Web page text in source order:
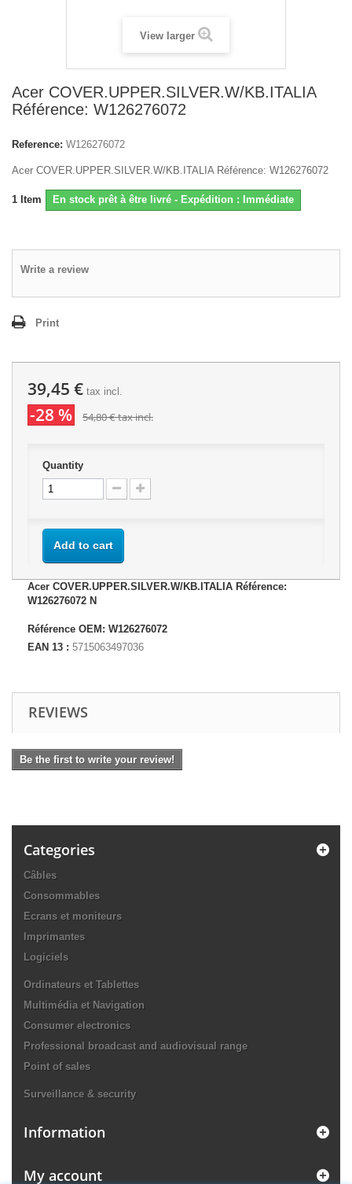
View larger
Acer COVER.UPPER.SILVER.W/KB.ITALIA
Référence: W126276072
Reference: W126276072
Acer COVER.UPPER.SILVER.W/KB.ITALIA Référence: W126276072
1 Item En stock prêt à être livré - Expédition : Immédiate
Write a review
Print
39,45 € tax incl.
-28 % 54,80 €tax incl.
Quantity
Add to cart
Acer COVER.UPPER.SILVER.W/KB.ITALIA Référence:
W126276072 N
Référence OEM: W126276072
EAN 13 : 5715063497036
REVIEWS
Be the first to write your review!
Categories
Câbles
Consommables
Ecrans et moniteurs
Imprimantes
Logiciels
Ordinateurs et Tablettes
Multimédia et Navigation
Consumer electronics
Professional broadcast and audiovisual range
Point of sales
Surveillance & security
Information
My account